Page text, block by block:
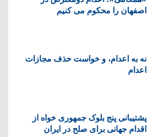
اصفهان را محکوم می کنیم
نه به اعدام، و خواست حذف مجازات
اعدام
پشتيبانی پنج بلوک جمهوری خواه از
اقدام جهانی برای صلح در ایران